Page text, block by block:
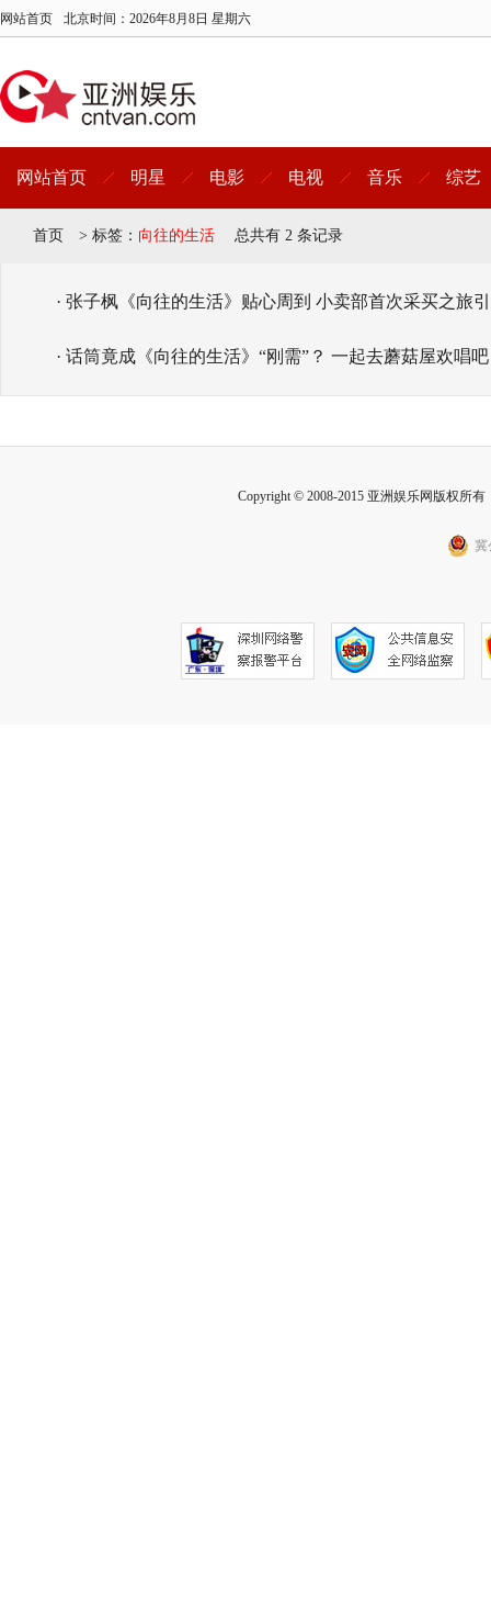
网站首页 北京时间： 2026年8月8日 星期六
网站首页 明星 电影 电视 音乐 综艺
首页 > 标签： 向往的生活 总共有 2 条记录
· 张子枫《向往的生活》贴心周到 小卖部首次采买之旅
· 话筒竟成《向往的生活》“刚需”？ 一起去蘑菇屋欢唱吧
Copyright © 2008-2015 亚洲娱乐网版权所
冀